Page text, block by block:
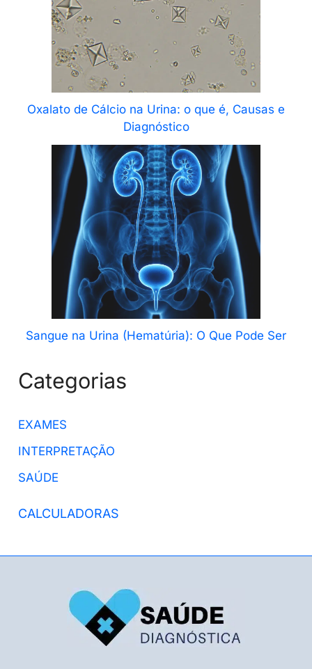
Oxalato de Cálcio na Urina: o que é, Causas e
Diagnóstico
Sangue na Urina (Hematúria): O Que Pode Ser
Categorias
EXAMES
INTERPRETAÇÃO
SAÚDE
CALCULADORAS